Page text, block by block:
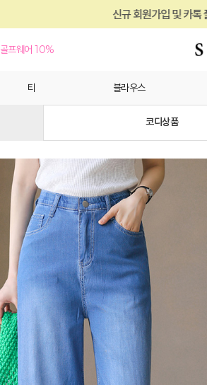
신규 회원가입 및 카톡 플친15000원혜택!
골프웨어 10%
티 블라우스
코디상품